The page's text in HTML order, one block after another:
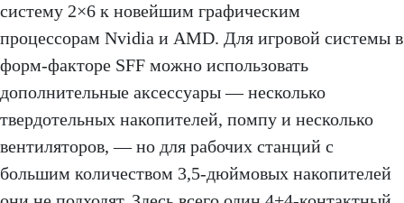
систему 2×6 к новейшим графическим
процессорам Nvidia и AMD. Для игровой системы в
форм-факторе SFF можно использовать
дополнительные аксессуары — несколько
твердотельных накопителей, помпу и несколько
вентиляторов, — но для рабочих станций с
большим количеством 3,5-дюймовых накопителей